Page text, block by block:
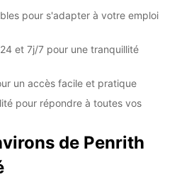
pour s'adapter à votre emploi
et 7j/7 pour une tranquillité
un accès facile et pratique
pour répondre à toutes vos
de Penrith